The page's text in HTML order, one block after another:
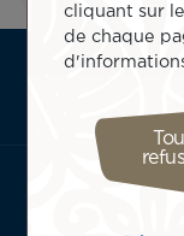
ATN:
A propos
Termes &
cliquant sur
de chaque